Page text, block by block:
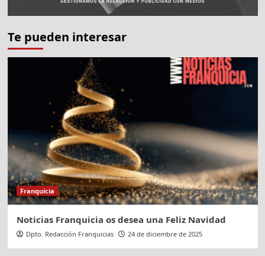
Te pueden interesar
Franquicia
Noticias Franquicia os desea una Feliz Navidad
Dpto. Redacción Franquicias 24 de diciembre de 2025